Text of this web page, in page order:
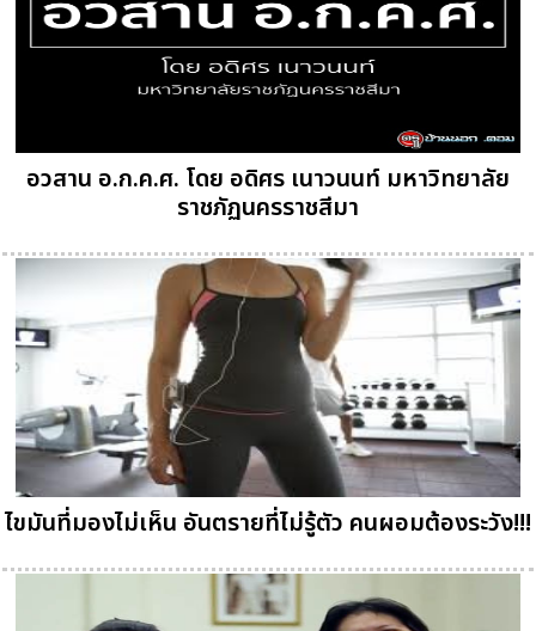
อวสาน อ.ก.ค.ศ. โดย อดิศร เนาวนนท์ มหาวิทยาลัย
ราชภัฏนครราชสีมา
ไขมันที่มองไม่เห็น อันตรายที่ไม่รู้ตัว คนผอมต้องระวัง!!!